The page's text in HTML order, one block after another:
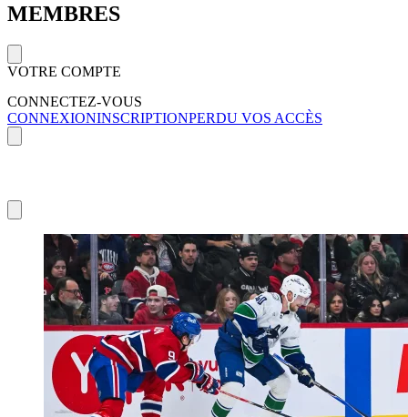
MEMBRES
VOTRE COMPTE
CONNECTEZ-VOUS
CONNEXIONINSCRIPTIONPERDU VOS ACCÈS